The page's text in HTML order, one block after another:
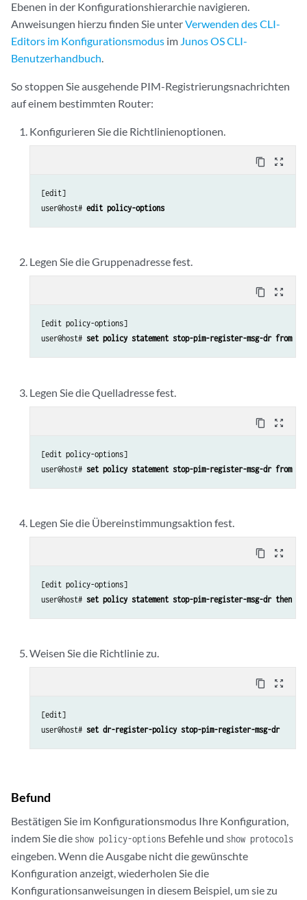
Ebenen in der Konfigurationshierarchie navigieren.
Anweisungen hierzu finden Sie unterVerwenden des CLI-
Editors im Konfigurationsmodus im Junos OS CLI-
Benutzerhandbuch.
So stoppen Sie ausgehende PIM-Registrierungsnachrichten
auf einem bestimmten Router:
Konfigurieren Sie die Richtlinienoptionen.
content_copy zoom_out_map
[edit]
user@host# edit policy-options
Legen Sie die Gruppenadresse fest.
content_copy zoom_out_map
[edit policy-options]
user@host# set policy statement stop-pim-register-msg-dr from
Legen Sie die Quelladresse fest.
content_copy zoom_out_map
[edit policy-options]
user@host# set policy statement stop-pim-register-msg-dr from
Legen Sie die Übereinstimmungsaktion fest.
content_copy zoom_out_map
[edit policy-options]
user@host# set policy statement stop-pim-register-msg-dr then
Weisen Sie die Richtlinie zu.
content_copy zoom_out_map
[edit]
user@host# set dr-register-policy stop-pim-register-msg-dr
Befund
Bestätigen Sie im Konfigurationsmodus Ihre Konfiguration,
indem Sie die show policy-options Befehle und show protocols
eingeben. Wenn die Ausgabe nicht die gewünschte
Konfiguration anzeigt, wiederholen Sie die
Konfigurationsanweisungen in diesem Beispiel, um sie zu